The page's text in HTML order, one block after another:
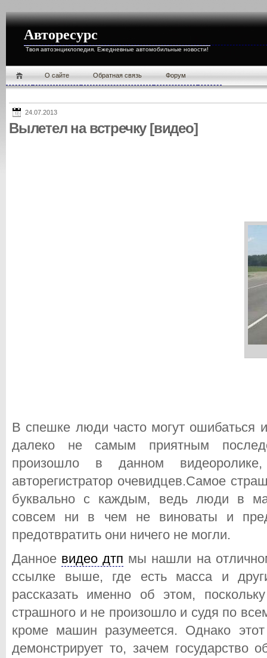
Авторесурс
Твоя автоэнциклопедия. Ежедневные автомобильные новости!
О cайте Обратная связь Форум
24.07.2013
Вылетел на встречку [видео]
В спешке люди часто могут ошибаться
далеко не самым приятным
произошло в данном
авторегистратор очевидцев.Самое
буквально с каждым, ведь люди в
совсем ни в чем не виноваты и
предотвратить они ничего не могли.
Данное видео дтп мы нашли на
ссылке выше, где есть масса и
рассказать именно об этом,
страшного и не произошло и судя по
кроме машин разумеется. Однако
демонстрирует то, зачем государство